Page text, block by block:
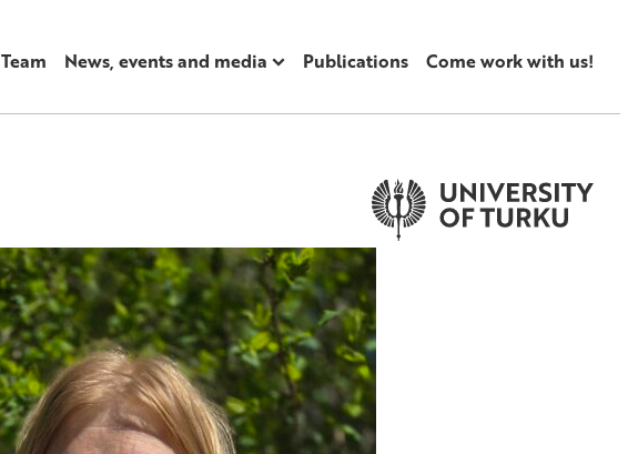
Team News, events and media Publications Come work with us!